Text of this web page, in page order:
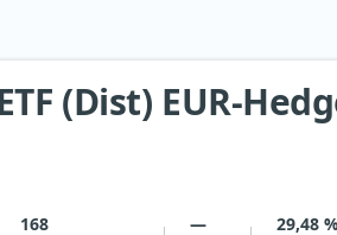
(Dist) EUR-
168 — 29,48